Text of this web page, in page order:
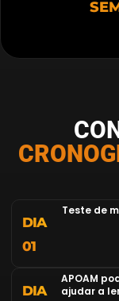
DIA
01
Teste de
DIA
APOAM
ajudar a